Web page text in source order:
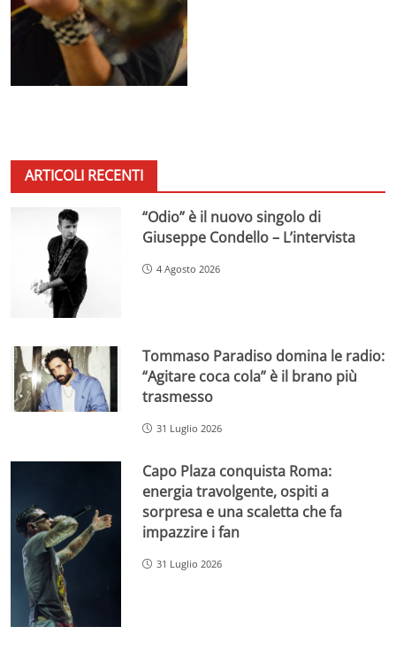
ARTICOLI RECENTI
“Odio” è il nuovo singolo di
Giuseppe Condello – L’intervista
4 Agosto 2026
Tommaso Paradiso domina le radio:
“Agitare coca cola” è il brano più
trasmesso
31 Luglio 2026
Capo Plaza conquista Roma:
energia travolgente, ospiti a
sorpresa e una scaletta che fa
impazzire i fan
31 Luglio 2026